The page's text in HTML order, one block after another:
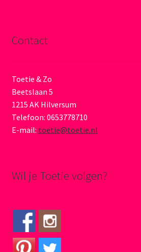
Contact
Toetie & Zo
Beetslaan 5
1215 AK Hilversum
Telefoon: 0653778710
E-mail: toetie@toetie.nl
Wil je Toetie volgen?